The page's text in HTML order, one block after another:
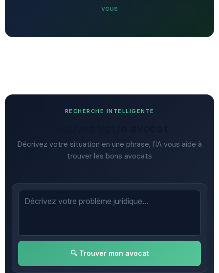
vous
RECHERCHE INTELLIGENTE
Décrivez votre situation en une phrase, l'IA vous aide à
trouver les bons avocats
🔍 Trouver mon avocat